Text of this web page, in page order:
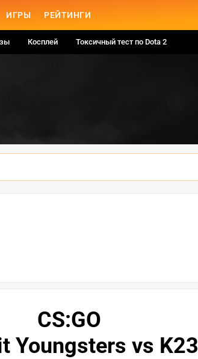
ИГРЫ РЕЙТИНГИ
Косплей Токсичный тест по Dota 2
CS:GO
Youngsters vs K23